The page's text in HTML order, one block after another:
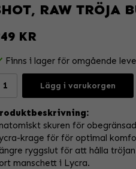
RAW TRÖJA
KR
Finns i lager för omgående
Lägg i varukorgen
skuren för
krage för för optimal
ryggslut för att hålla
manschett i Lycra.